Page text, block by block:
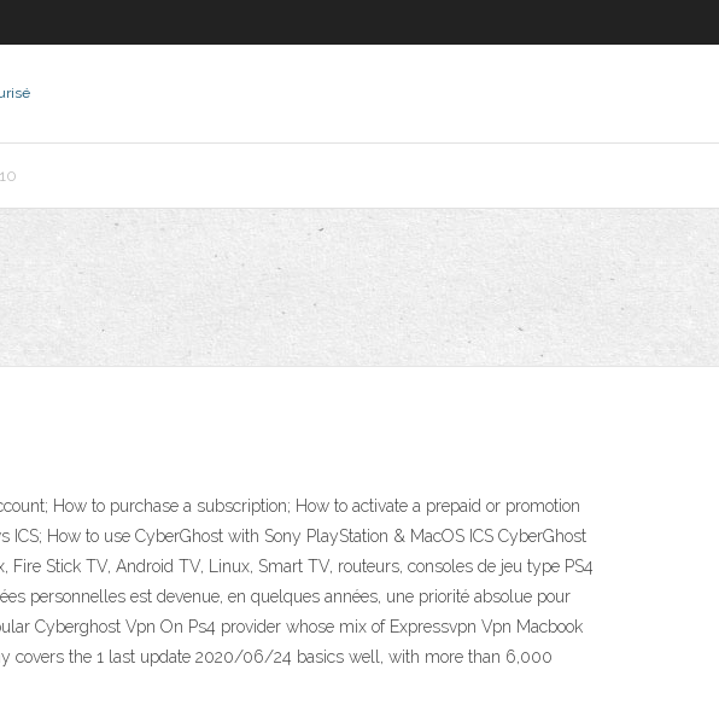
How to purchase a subscription; How to activate a prepaid or promotion
How to use CyberGhost with Sony PlayStation & MacOS ICS CyberGhost
Stick TV, Android TV, Linux, Smart TV, routeurs, consoles de jeu type PS4
personnelles est devenue, en quelques années, une priorité absolue pour
Cyberghost Vpn On Ps4 provider whose mix of Expressvpn Vpn Macbook
covers the 1 last update 2020/06/24 basics well, with more than 6,000